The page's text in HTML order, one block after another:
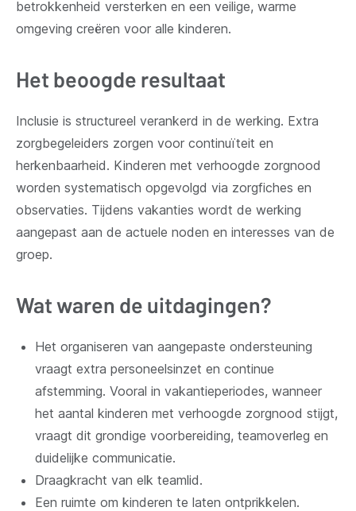
betrokkenheid versterken en een veilige, warme
omgeving creëren voor alle kinderen.
Het beoogde resultaat
Inclusie is structureel verankerd in de werking. Extra
zorgbegeleiders zorgen voor continuïteit en
herkenbaarheid. Kinderen met verhoogde zorgnood
worden systematisch opgevolgd via zorgfiches en
observaties. Tijdens vakanties wordt de werking
aangepast aan de actuele noden en interesses van de
groep.
Wat waren de uitdagingen?
Het organiseren van aangepaste ondersteuning
vraagt extra personeelsinzet en continue
afstemming. Vooral in vakantieperiodes, wanneer
het aantal kinderen met verhoogde zorgnood stijgt,
vraagt dit grondige voorbereiding, teamoverleg en
duidelijke communicatie.
Draagkracht van elk teamlid.
Een ruimte om kinderen te laten ontprikkelen.